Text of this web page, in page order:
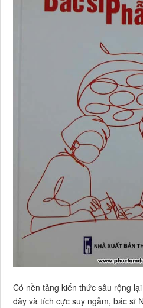
Có nền tảng kiến thức sâu rộng
đây và tích cực suy ngẫm, bác sĩ